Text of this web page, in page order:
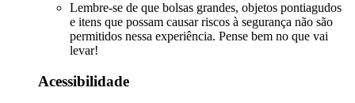
Lembre-se de que bolsas grandes, objetos pontiagudos
e itens que possam causar riscos à segurança não são
permitidos nessa experiência. Pense bem no que vai
levar!
Acessibilidade